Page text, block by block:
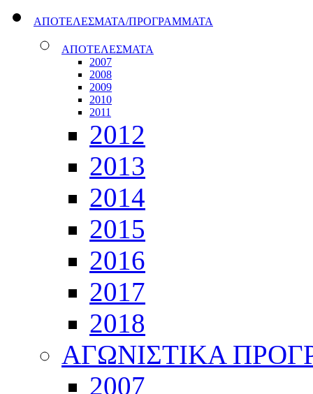
ΑΠΟΤΕΛΕΣΜΑΤΑ/ΠΡΟΓΡΑΜΜΑΤΑ
ΑΠΟΤΕΛΕΣΜΑΤΑ
2007
2008
2009
2010
2011
2012
2013
2014
2015
2016
2017
2018
ΑΓΩΝΙΣΤΙΚΑ
2007